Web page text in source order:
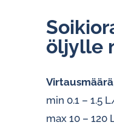
öljylle
min 0.1 – 1.5
max 10 – 120